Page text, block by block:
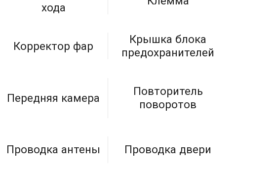
хода
Корректор фар
Крышка блока
предохранителей
Передняя камера
Повторитель
поворотов
Проводка антены Проводка двери